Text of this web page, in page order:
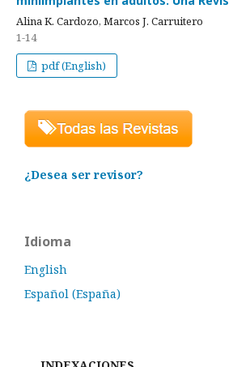
Alina K. Cardozo, Marcos J. Carruitero
1-14
pdf (English)
¿Desea ser revisor?
Idioma
English
Español (España)